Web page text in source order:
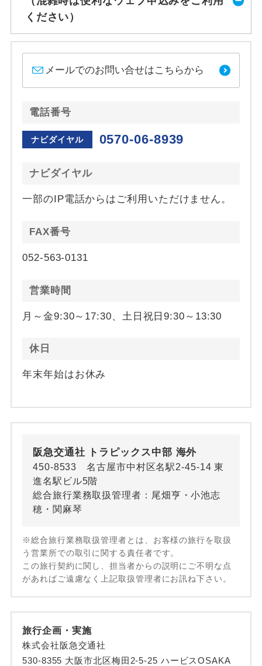
ください）
メールでのお問い合せはこちらから
電話番号
ナビダイヤル 0570-06-8939
ナビダイヤル
一部のIP電話からはご利用いただけません。
FAX番号
052-563-0131
営業時間
月～金9:30～17:30、土日祝日9:30～13:30
休日
年末年始はお休み
阪急交通社 トラピックス中部 海外
450-8533 名古屋市中村区名駅2-45-14 東
進名駅ビル5階
総合旅行業務取扱管理者：尾畑亨・小池志
穂・関麻琴
※総合旅行業務取扱管理者とは、お客様の旅行を取扱
う営業所での取引に関する責任者です。
この旅行契約に関し、担当者からの説明にご不明な点
があればご遠慮なく上記取扱管理者にお訊ね下さい。
旅行企画・実施
株式会社阪急交通社
530-8355 大阪市北区梅田2-5-25 ハービスOSAKA